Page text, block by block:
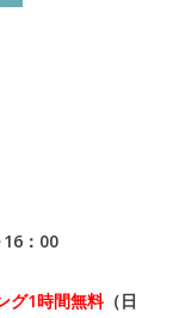
：00
グ1時間無料（日